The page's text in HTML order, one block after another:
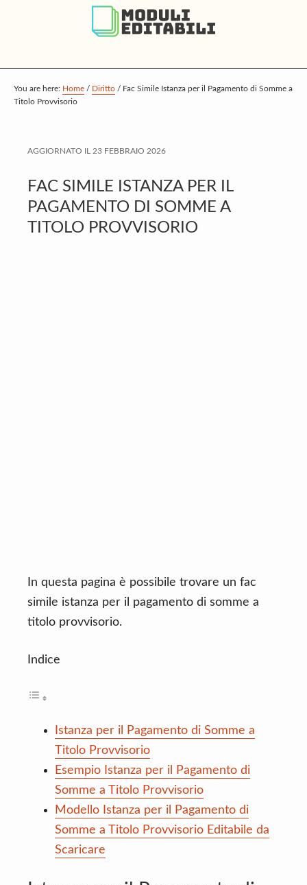
p
t
a
n
c
p
t
r
m
a
p
t
o
t
e
You are here: Home / Diritto / Fac Simile Istanza per il Pagamento di Somme a
Titolo Provvisorio
AGGIORNATO IL 23 FEBBRAIO 2026
FAC SIMILE ISTANZA PER IL
PAGAMENTO DI SOMME A
TITOLO PROVVISORIO
In questa pagina è possibile trovare un fac
simile istanza per il pagamento di somme a
titolo provvisorio.
Indice
Istanza per il Pagamento di Somme a
Titolo Provvisorio
Esempio Istanza per il Pagamento di
Somme a Titolo Provvisorio
Modello Istanza per il Pagamento di
Somme a Titolo Provvisorio Editabile da
Scaricare